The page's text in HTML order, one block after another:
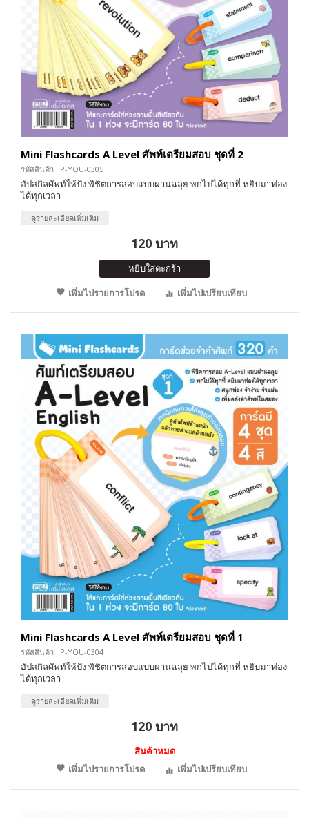
Mini Flashcards A Level ศัพท์เตรียมสอบ ชุดที่ 2
รหัสสินค้า : P-YOU-0305
อัปสกิลศัพท์ให้ปัง พิชิตการสอบแบบผ่านฉลุย พกไปได้ทุกที่ หยิบมาท่อง
ได้ทุกเวลา
ดูรายละเอียดเพิ่มเติม
120 บาท
หยิบใส่ตะกร้า
เพิ่มไปรายการโปรด
เพิ่มไปเปรียบเทียบ
Mini Flashcards A Level ศัพท์เตรียมสอบ ชุดที่ 1
รหัสสินค้า : P-YOU-0304
อัปสกิลศัพท์ให้ปัง พิชิตการสอบแบบผ่านฉลุย พกไปได้ทุกที่ หยิบมาท่อง
ได้ทุกเวลา
ดูรายละเอียดเพิ่มเติม
120 บาท
สินค้าหมด
เพิ่มไปรายการโปรด
เพิ่มไปเปรียบเทียบ